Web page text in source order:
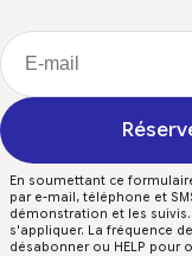
En soumettant ce
par e-mail, téléphone et
démonstration et les
s'appliquer. La fréquence
désabonner ou HELP pour